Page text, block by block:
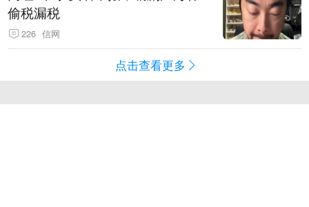
偷税漏税
226 信网
点击查看更多